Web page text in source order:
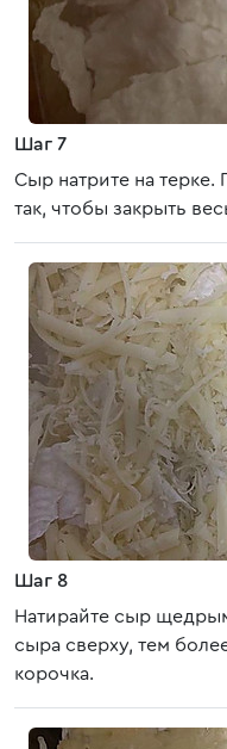
Шаг 7
Сыр натрите на
так, чтобы закрыть
Шаг 8
Натирайте сыр
сыра сверху, тем
корочка.